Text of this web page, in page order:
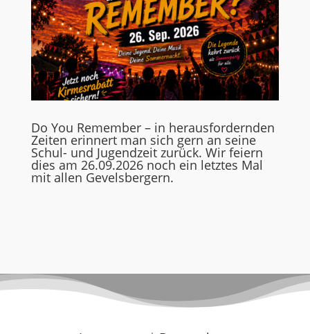
Do You Remember – in herausfordernden
Zeiten erinnert man sich gern an seine
Schul- und Jugendzeit zurück. Wir feiern
dies am 26.09.2026 noch ein letztes Mal
mit allen Gevelsbergern.